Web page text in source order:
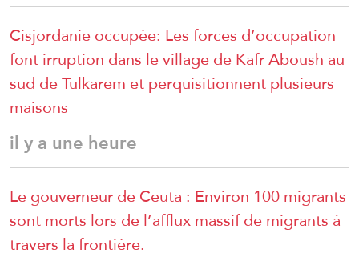
Cisjordanie occupée: Les forces d’occupation
font irruption dans le village de Kafr Aboush au
sud de Tulkarem et perquisitionnent plusieurs
maisons
il y a une heure
Le gouverneur de Ceuta : Environ 100 migrants
sont morts lors de l’afflux massif de migrants à
travers la frontière.